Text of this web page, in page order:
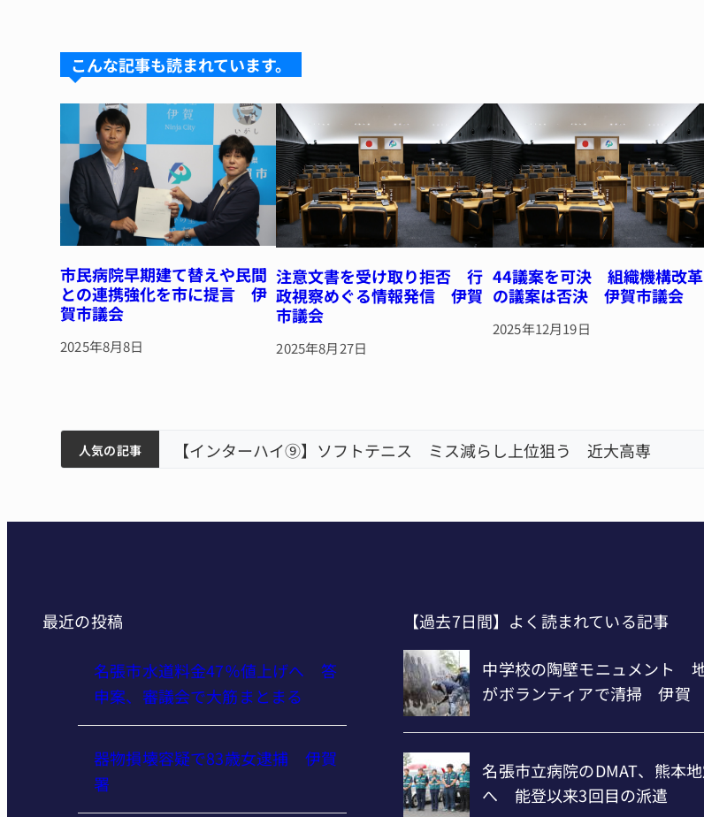
k
y
d
s
b
o
o
k
st
こんな記事も読まれています。
市民病院早期建て替えや民間
との連携強化を市に提言 伊
賀市議会
2025年8月8日
注意文書を受け取り拒否 行
政視察めぐる情報発信 伊賀
市議会
2025年8月27日
44議案を可決 組織機構改革
の議案は否決 伊賀市議会
2025年12月19日
人気の記事
ィアで清掃 伊賀
3回目の派遣 【インターハイ⑨】ソフトテニス ミス減らし上位狙う 近大高専
最近の投稿
名張市水道料金47％値上げへ 答
申案、審議会で大筋まとまる
器物損壊容疑で83歳女逮捕 伊賀
署
【過去7日間】よく読まれている記事